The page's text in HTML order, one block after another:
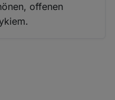
offenen